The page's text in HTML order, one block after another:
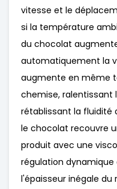
vitesse et le
si la température
du chocolat
automatiquement la
augmente en même
chemise, ralentissant
rétablissant la fluidité
le chocolat recouvre
produit avec une
régulation
l'épaisseur inégale